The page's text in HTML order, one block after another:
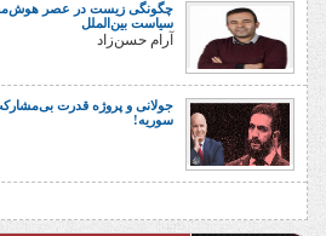
چگونگی زیست در عصر
سیاست بین‌الملل
آرام حسن‌زاد
جولانی و پروژه قدرت
سوریه!